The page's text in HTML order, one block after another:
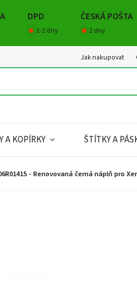
DPD ČESKÁ POŠTA
1-2 dny 2 dny
Jak nakupovat
A KOPÍRKY ŠTÍTKY A
- Renovovaná černá náplň pro